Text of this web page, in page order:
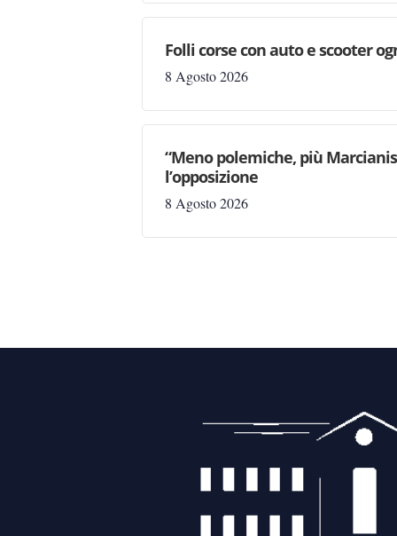
Folli corse con auto e scooter
8 Agosto 2026
“Meno polemiche, più
l’opposizione
8 Agosto 2026